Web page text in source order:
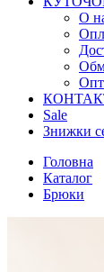
О
Sale
Знижки
Головна
Каталог
Брюки